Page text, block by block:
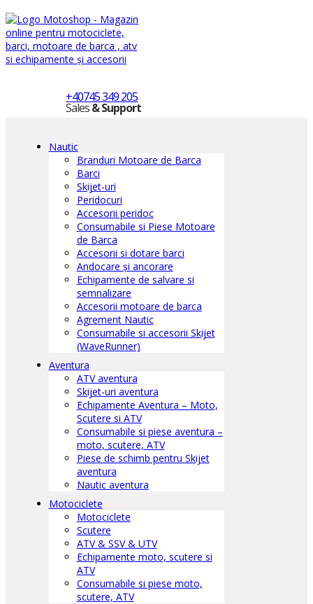
+40745 349 205
Sales& Support
Nautic
Branduri Motoare de Barca
Barci
Skijet-uri
Peridocuri
Accesorii peridoc
Consumabile si Piese Motoare
de Barca
Accesorii si dotare barci
Andocare și ancorare
Echipamente de salvare si
semnalizare
Accesorii motoare de barca
Agrement Nautic
Consumabile si accesorii Skijet
(WaveRunner)
Aventura
ATV aventura
Skijet-uri aventura
Echipamente Aventura – Moto,
Scutere si ATV
Consumabile si piese aventura –
moto, scutere, ATV
Piese de schimb pentru Skijet
aventura
Nautic aventura
Motociclete
Motociclete
Scutere
ATV & SSV & UTV
Echipamente moto, scutere si
ATV
Consumabile si piese moto,
scutere, ATV